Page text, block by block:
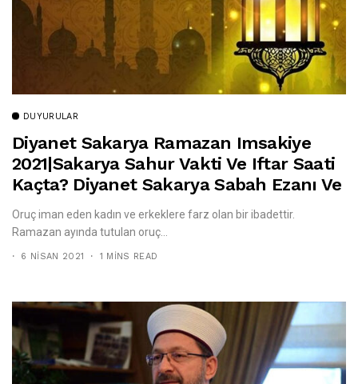
DUYURULAR
Diyanet Sakarya Ramazan Imsakiye
2021|Sakarya Sahur Vakti Ve Iftar Saati
Kaçta? Diyanet Sakarya Sabah Ezanı Ve
Akşam Ezanı Kaçta Okunuyor?
Oruç iman eden kadın ve erkeklere farz olan bir ibadettir.
Ramazan ayında tutulan oruç...
6 NISAN 2021 1 MINS READ